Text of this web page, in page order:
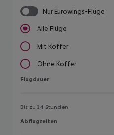
Nur Eurowings-Flüge
Alle Flüge
Mit Koffer
Ohne Koffer
Flugdauer
Flugdauer
Bis zu 24 Stunden
Abflugzeiten
Abflugzeiten